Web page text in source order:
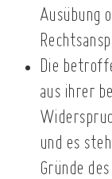
Ausübung
Die
aus ihrer
und es
Gründe